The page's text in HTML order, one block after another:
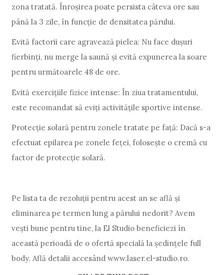
zona tratată. Înroșirea poate persista câteva ore sau
până la 3 zile, în funcție de densitatea părului.
Evită factorii care agravează pielea: Nu face dușuri
fierbinți, nu merge la saună și evită expunerea la soare
pentru următoarele 48 de ore.
Evită exercițiile fizice intense: În ziua tratamentului,
este recomandat să eviți activitățile sportive intense.
Protecție solară pentru zonele tratate pe față: Dacă s-a
efectuat epilarea pe zonele feței, folosește o cremă cu
factor de protecție solară.
Pe lista ta de rezoluții pentru acest an se află și
eliminarea pe termen lung a părului nedorit? Avem
vești bune pentru tine, la El Studio beneficiezi în
această perioadă de o ofertă specială la ședințele full
body. Află detalii accesând www.laser.el-studio.ro.